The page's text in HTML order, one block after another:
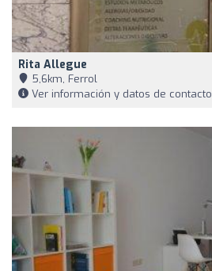
Rita Allegue
5,6km, Ferrol
Ver información y datos de contacto